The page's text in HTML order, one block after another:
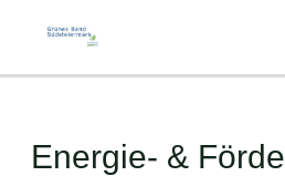
springen
springen
Energie- &